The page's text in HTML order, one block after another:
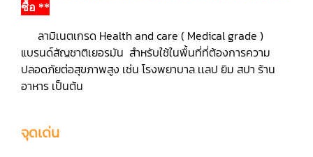
ซื้อ **
ลามิเนตเกรด Health and care ( Medical grade )
แบรนด์สัญชาติเยอรมัน สำหรับใช้ในพื้นที่ที่ต้องการความ
ปลอดภัยต่อสุขภาพสูง เช่น โรงพยาบาล เเลป ยิม สปา ร้าน
อาหาร เป็นต้น
จุดเด่น